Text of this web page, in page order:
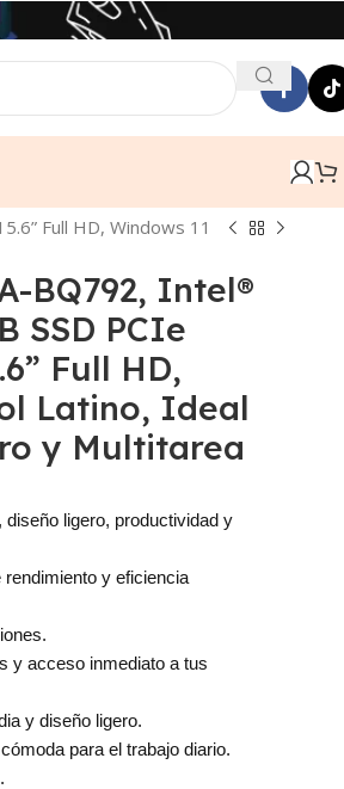
Full HD, Windows 11
BQ792, Intel®
SSD PCIe
Full HD,
Latino, Ideal
y Multitarea
diseño ligero, productividad y
y eficiencia
y acceso inmediato a tus
y diseño ligero.
para el trabajo diario.